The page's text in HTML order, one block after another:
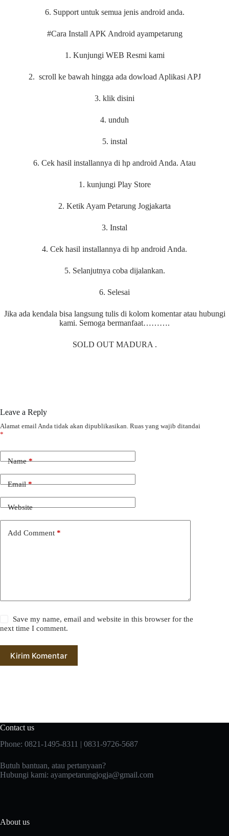
6. Support untuk semua jenis android anda.
#Cara Install APK Android ayampetarung
1. Kunjungi WEB Resmi kami
2. scroll ke bawah hingga ada dowload Aplikasi APJ
3. klik disini
4. unduh
5. instal
6. Cek hasil installannya di hp android Anda. Atau
1. kunjungi Play Store
2. Ketik Ayam Petarung Jogjakarta
3. Instal
4. Cek hasil installannya di hp android Anda.
5. Selanjutnya coba dijalankan.
6. Selesai
Jika ada kendala bisa langsung tulis di kolom komentar atau hubungi
kami. Semoga bermanfaat……….
SOLD OUT MADURA .
Leave a Reply
Alamat email Anda tidak akan dipublikasikan. Ruas yang wajib ditandai
*
Name*
Email*
Website
Add Comment *
Save my name, email and website in this browser for the
next time I comment.
Kirim Komentar
Contact us
Phone: 0821-1495-8311 | 0831-9726-5687
Butuh bantuan, atau pertanyaan?
Hubungi kami: ayampetarungjogja@gmail.com
About us